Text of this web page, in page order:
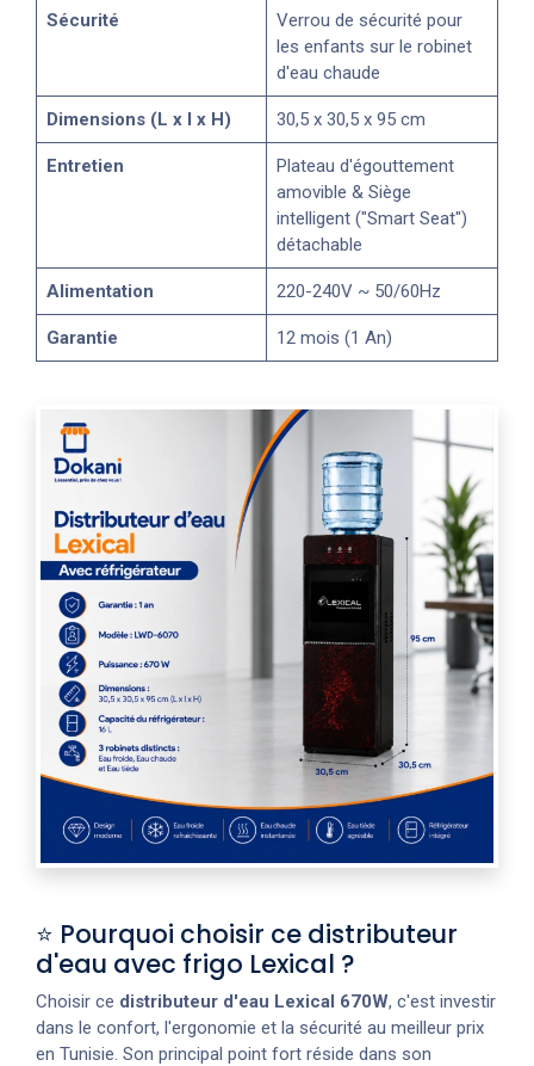
Sécurité
Verrou de sécurité pour
les enfants sur le robinet
d'eau chaude
Dimensions (L x l x H) 30,5 x 30,5 x 95 cm
Entretien
Plateau d'égouttement
amovible & Siège
intelligent ("Smart Seat")
détachable
Alimentation 220-240V ~ 50/60Hz
Garantie 12 mois (1 An)
⭐ Pourquoi choisir ce distributeur
d'eau avec frigo Lexical ?
Choisir ce distributeur d'eau Lexical 670W, c'est investir
dans le confort, l'ergonomie et la sécurité au meilleur prix
en Tunisie. Son principal point fort réside dans son